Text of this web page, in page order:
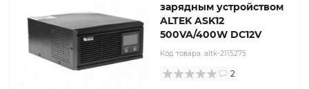
зарядным устройством
ALTEK ASK12
500VA/400W DC12V
Код товара: altk-2115275
2